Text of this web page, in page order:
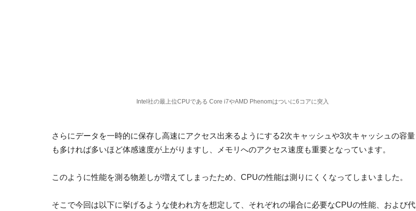
Intel社の最上位CPUである Core i7やAMD Phenomはついに6コアに突入
さらにデータを一時的に保存し高速にアクセス出来るようにする2次キャッシュや3次キャッシュの容量
も多ければ多いほど体感速度が上がりますし、メモリへのアクセス速度も重要となっています。
このように性能を測る物差しが増えてしまったため、CPUの性能は測りにくくなってしまいました。
そこで今回は以下に挙げるような使われ方を想定して、それぞれの場合に必要なCPUの性能、および代